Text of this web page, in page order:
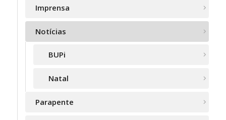
Imprensa
Notícias
BUPi
Natal
Parapente